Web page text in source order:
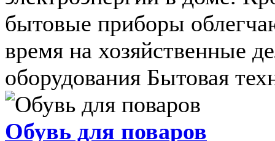
бытовые приборы
время на хозяйственные
оборудования Бытовая
Обувь для поваров